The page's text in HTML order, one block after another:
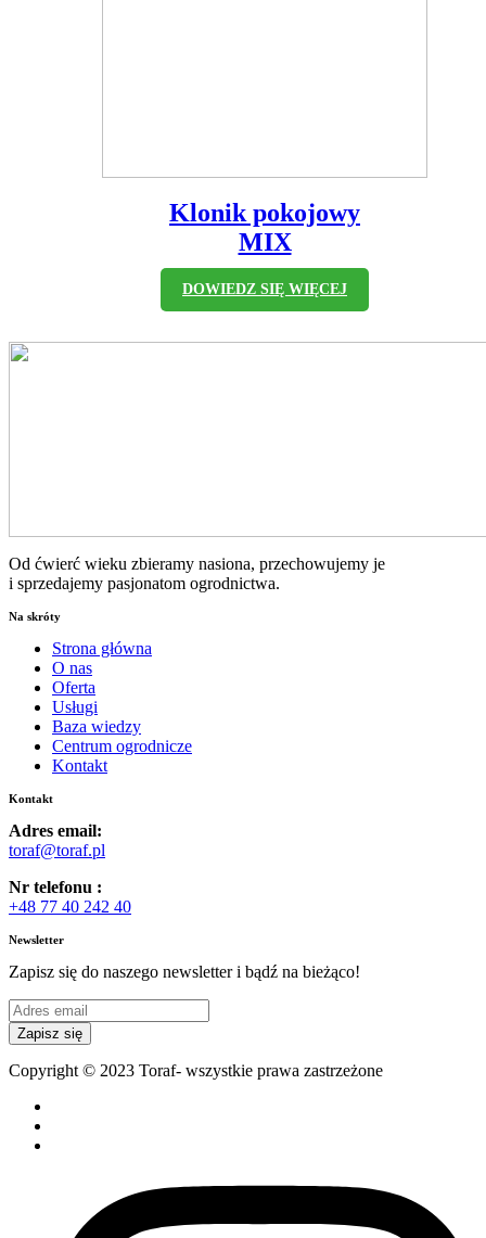
Klonik pokojowy
MIX
DOWIEDZ SIĘ WIĘCEJ
Od ćwierć wieku zbieramy nasiona, przechowujemy je
i sprzedajemy pasjonatom ogrodnictwa.
Na skróty
Strona główna
O nas
Oferta
Usługi
Baza wiedzy
Centrum ogrodnicze
Kontakt
Kontakt
Adres email:
toraf@toraf.pl
Nr telefonu :
+48 77 40 242 40
Newsletter
Zapisz się do naszego newsletter i bądź na bieżąco!
Zapisz się
Copyright © 2023 Toraf- wszystkie prawa zastrzeżone